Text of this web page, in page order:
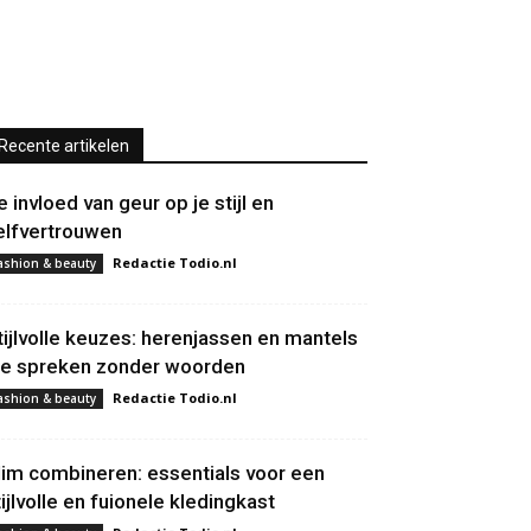
Recente artikelen
invloed van geur op je stijl en
& beauty Redactie Todio.nl
keuzes: herenjassen en mantels
spreken zonder woorden
& beauty Redactie Todio.nl
combineren: essentials voor een
en fuionele kledingkast